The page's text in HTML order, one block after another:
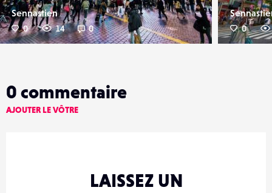
Sennastien
0 14 0 0
0 commentaire
AJOUTER LE VÔTRE
LAISSEZ UN